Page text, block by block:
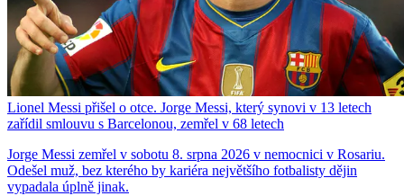
Lionel Messi přišel o otce. Jorge Messi, který synovi v 13 letech
zařídil smlouvu s Barcelonou, zemřel v 68 letech
Jorge Messi zemřel v sobotu 8. srpna 2026 v nemocnici v Rosariu.
Odešel muž, bez kterého by kariéra největšího fotbalisty dějin
vypadala úplně jinak.